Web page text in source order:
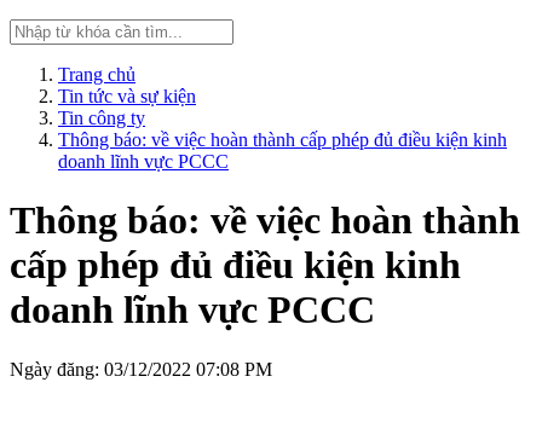
Trang chủ
Tin tức và sự kiện
Tin công ty
Thông báo: về việc hoàn thành cấp phép đủ điều kiện kinh
doanh lĩnh vực PCCC
Thông báo: về việc hoàn thành
cấp phép đủ điều kiện kinh
doanh lĩnh vực PCCC
Ngày đăng: 03/12/2022 07:08 PM